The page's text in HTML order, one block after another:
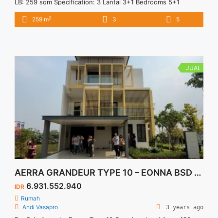
LB: 259 sqm Specification: 3 Lantai 3+1 Bedrooms 5+1
Bathrooms 1 Garasi 2 Carport Fasilitas: Clubhouse Lokasi: Di
antara Gading Serpong dan BSD City 10 Menit ke Golf Course
11×19 – The Springs Gading Serpong" class="read-more"
href="https://vasapro.com/property/heron-tipe-11x19-the-
springs-gading-serpong/" aria-label="Read more about Heron
Tipe 11×19 – The Springs Gading Serpong">Read more</a>
259 m2 3 5
JUAL
AERRA GRANDEUR TYPE 10 – EONNA BSD CITY
IDR 6.931.552.940
Rumah
Andi Vasapro
3 years ago